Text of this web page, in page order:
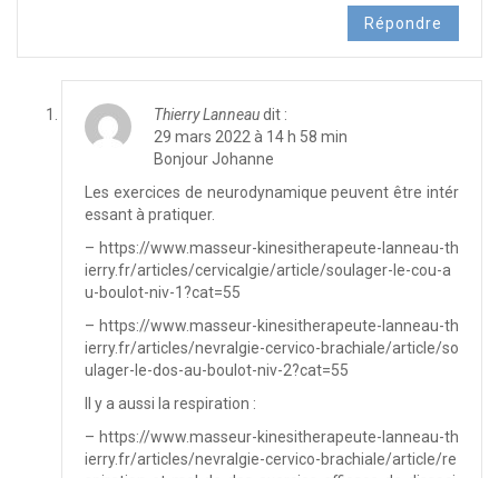
Répondre
Thierry Lanneaudit :
29 mars 2022 à 14 h 58 min
Bonjour Johanne
Les exercices de neurodynamique peuvent être intér
essant à pratiquer.
– https://www.masseur-kinesitherapeute-lanneau-th
ierry.fr/articles/cervicalgie/article/soulager-le-cou-a
u-boulot-niv-1?cat=55
– https://www.masseur-kinesitherapeute-lanneau-th
ierry.fr/articles/nevralgie-cervico-brachiale/article/so
ulager-le-dos-au-boulot-niv-2?cat=55
Il y a aussi la respiration :
– https://www.masseur-kinesitherapeute-lanneau-th
ierry.fr/articles/nevralgie-cervico-brachiale/article/re